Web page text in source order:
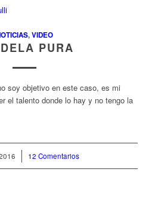
,VIDEO
PURA
soy objetivo en este caso, es mi
el talento donde lo hay y no tengo la
12 Comentarios